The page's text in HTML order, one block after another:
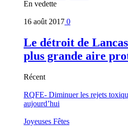
En vedette
16 août 2017 0
Le détroit de
plus grande aire
Récent
RQFE- Diminuer les rejets
aujourd’hui
Joyeuses Fêtes